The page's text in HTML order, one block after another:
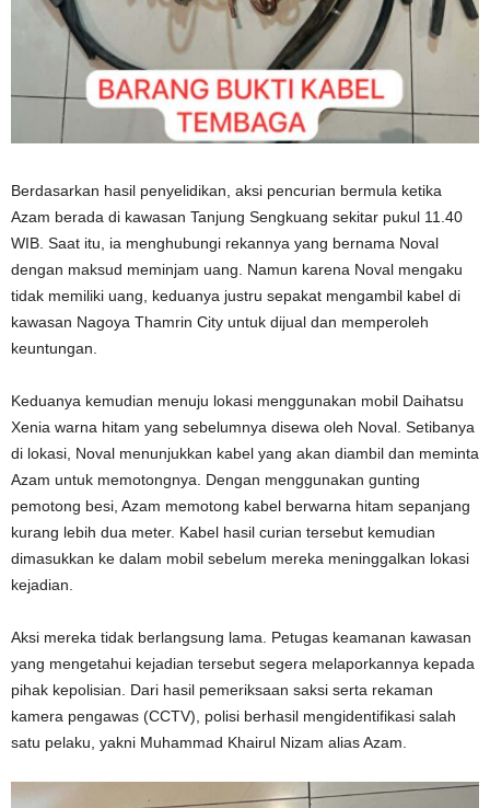
Berdasarkan hasil penyelidikan, aksi pencurian bermula ketika
Azam berada di kawasan Tanjung Sengkuang sekitar pukul 11.40
WIB. Saat itu, ia menghubungi rekannya yang bernama Noval
dengan maksud meminjam uang. Namun karena Noval mengaku
tidak memiliki uang, keduanya justru sepakat mengambil kabel di
kawasan Nagoya Thamrin City untuk dijual dan memperoleh
keuntungan.
Keduanya kemudian menuju lokasi menggunakan mobil Daihatsu
Xenia warna hitam yang sebelumnya disewa oleh Noval. Setibanya
di lokasi, Noval menunjukkan kabel yang akan diambil dan meminta
Azam untuk memotongnya. Dengan menggunakan gunting
pemotong besi, Azam memotong kabel berwarna hitam sepanjang
kurang lebih dua meter. Kabel hasil curian tersebut kemudian
dimasukkan ke dalam mobil sebelum mereka meninggalkan lokasi
kejadian.
Aksi mereka tidak berlangsung lama. Petugas keamanan kawasan
yang mengetahui kejadian tersebut segera melaporkannya kepada
pihak kepolisian. Dari hasil pemeriksaan saksi serta rekaman
kamera pengawas (CCTV), polisi berhasil mengidentifikasi salah
satu pelaku, yakni Muhammad Khairul Nizam alias Azam.